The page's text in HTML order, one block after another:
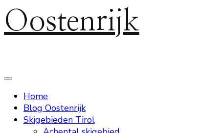
Oostenrijk
Home
Blog Oostenrijk
Skigebieden Tirol